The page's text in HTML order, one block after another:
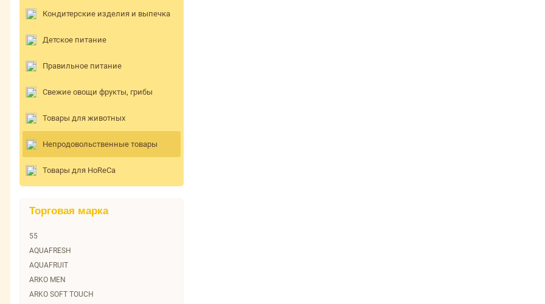
Кондитерские изделия и выпечка
Детское питание
Правильное питание
Свежие овощи фрукты, грибы
Товары для животных
Непродовольственные товары
Товары для HoReCa
Торговая марка
55
AQUAFRESH
AQUAFRUIT
ARKO MEN
ARKO SOFT TOUCH